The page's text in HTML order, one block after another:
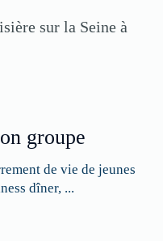
sur la Seine à
groupe
de vie de jeunes
dîner, ...